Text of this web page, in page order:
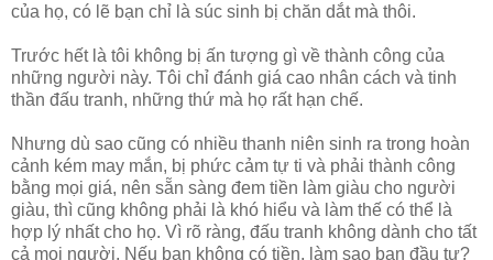
của họ, có lẽ bạn chỉ là súc sinh bị chăn dắt mà thôi.
Trước hết là tôi không bị ấn tượng gì về thành công của
những người này. Tôi chỉ đánh giá cao nhân cách và tinh
thần đấu tranh, những thứ mà họ rất hạn chế.
Nhưng dù sao cũng có nhiều thanh niên sinh ra trong hoàn
cảnh kém may mắn, bị phức cảm tự ti và phải thành công
bằng mọi giá, nên sẵn sàng đem tiền làm giàu cho người
giàu, thì cũng không phải là khó hiểu và làm thế có thể là
hợp lý nhất cho họ. Vì rõ ràng, đấu tranh không dành cho tất
cả mọi người. Nếu bạn không có tiền, làm sao bạn đầu tư?